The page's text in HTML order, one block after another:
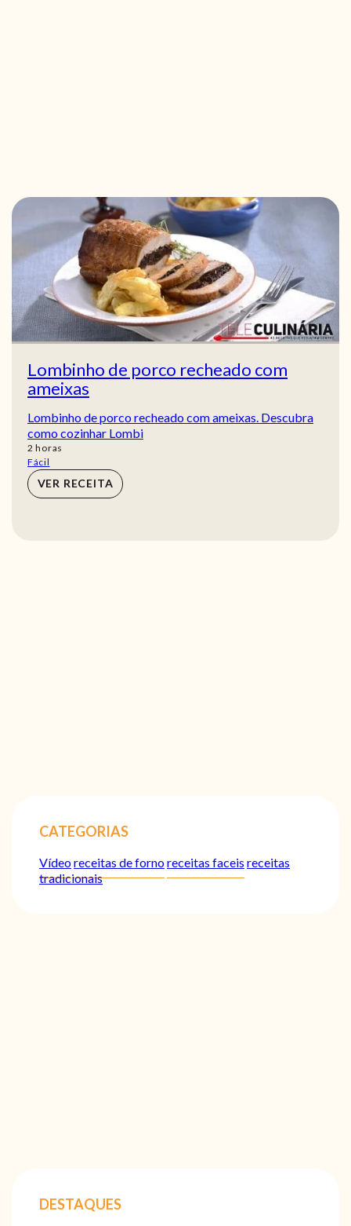
Lombinho de porco recheado com
ameixas
Lombinho de porco recheado com ameixas. Descubra
como cozinhar Lombi
2 horas
horas
Fácil
VER RECEITA
CATEGORIAS
Vídeoreceitas de fornoreceitas faceis receitas
tradicionais
DESTAQUES